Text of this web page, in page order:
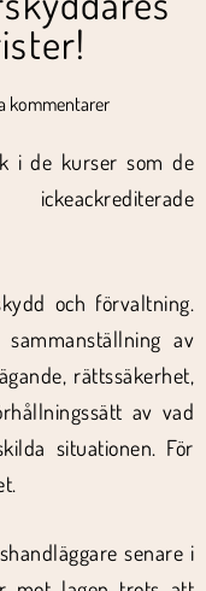
kommentarer
i de kurser som de
och förvaltning.
av
rättssäkerhet,
av vad
situationen. För
senare i